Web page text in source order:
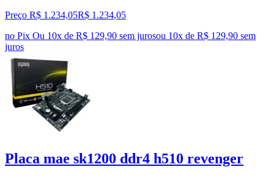
Preço R$ 1.234,05R$ 1.234,05
no Pix Ou 10x de R$ 129,90 sem jurosou 10x de R$ 129,90 sem
juros
Placa mae sk1200 ddr4 h510 revenger